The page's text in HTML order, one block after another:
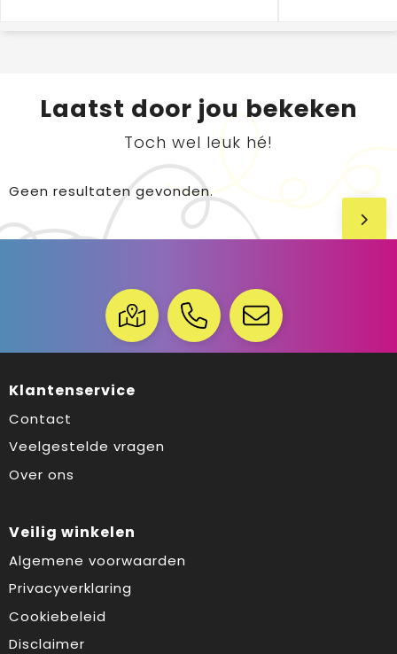
Laatst door jou bekeken
Toch wel leuk hé!
Geen resultaten gevonden.
Klantenservice
Contact
Veelgestelde vragen
Over ons
Veilig winkelen
Algemene voorwaarden
Privacyverklaring
Cookiebeleid
Disclaimer